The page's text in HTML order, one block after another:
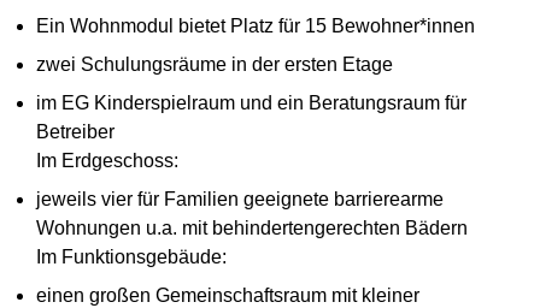
Ein Wohnmodul bietet Platz für 15 Bewohner*innen
zwei Schulungsräume in der ersten Etage
im EG Kinderspielraum und ein Beratungsraum für
Betreiber
Im Erdgeschoss:
jeweils vier für Familien geeignete barrierearme
Wohnungen u.a. mit behindertengerechten Bädern
Im Funktionsgebäude:
einen großen Gemeinschaftsraum mit kleiner